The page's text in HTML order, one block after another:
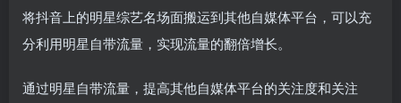
将抖音上的明星综艺名场面搬运到其他自媒体平台，可以充
分利用明星自带流量，实现流量的翻倍增长。
通过明星自带流量，提高其他自媒体平台的关注度和关注